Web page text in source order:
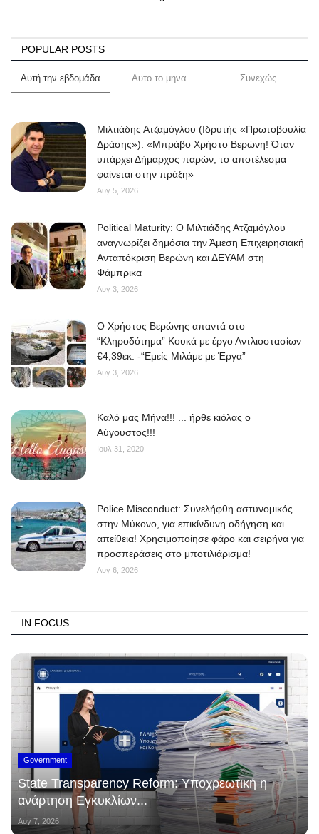
POPULAR POSTS
Αυτή την εβδομάδα Αυτο το μηνα Συνεχώς
Μιλτιάδης Ατζαμόγλου (Ιδρυτής «Πρωτοβουλία
Δράσης»): «Μπράβο Χρήστο Βερώνη! Όταν
υπάρχει Δήμαρχος παρών, το αποτέλεσμα
φαίνεται στην πράξη»
Αυγ 5, 2026
Political Maturity: Ο Μιλτιάδης Ατζαμόγλου
αναγνωρίζει δημόσια την Άμεση Επιχειρησιακή
Ανταπόκριση Βερώνη και ΔΕΥΑΜ στη
Φάμπρικα
Αυγ 3, 2026
O Χρήστος Βερώνης απαντά στο
“Κληροδότημα” Κουκά με έργο Αντλιοστασίων
€4,39εκ. -“Εμείς Μιλάμε με Έργα”
Αυγ 3, 2026
Kαλό μας Μήνα!!! ... ήρθε κιόλας ο
Αύγουστος!!!
Ιουλ 31, 2020
Police Misconduct: Συνελήφθη αστυνομικός
στην Μύκονο, για επικίνδυνη οδήγηση και
απείθεια! Χρησιμοποίησε φάρο και σειρήνα για
προσπεράσεις στο μποτιλιάρισμα!
Αυγ 6, 2026
IN FOCUS
Government
State Transparency Reform: Υποχρεωτική η
ανάρτηση Εγκυκλίων...
Αυγ 7, 2026